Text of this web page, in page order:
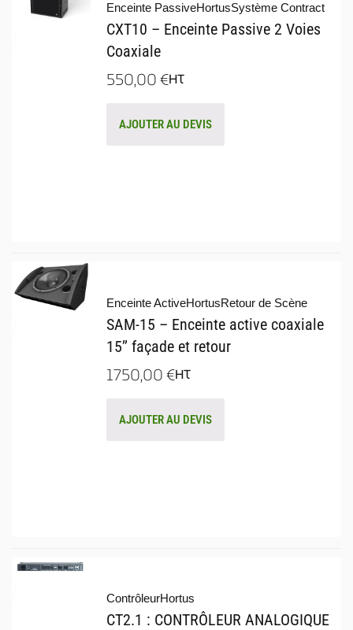
Enceinte PassiveHortusSystème Contract
CXT10 – Enceinte Passive 2 Voies
Coaxiale
550,00€HT
AJOUTER AU DEVIS
Enceinte ActiveHortusRetour de Scène
SAM-15 – Enceinte active coaxiale
15’’ façade et retour
1750,00€HT
AJOUTER AU DEVIS
ContrôleurHortus
CT2.1 : CONTRÔLEUR ANALOGIQUE